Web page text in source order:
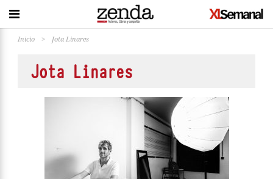
Inicio > Jota Linares
Jota Linares